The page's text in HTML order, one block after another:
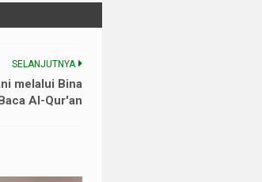
SELANJUTNYA
melalui Bina
Al-Qur'an